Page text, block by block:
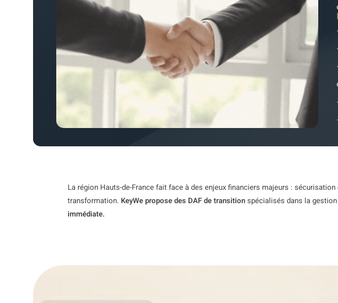
La région Hauts-de-France fait face à des enjeux financiers majeurs :
transformation. KeyWe propose des DAF de transition spécialisés dans la
immédiate.